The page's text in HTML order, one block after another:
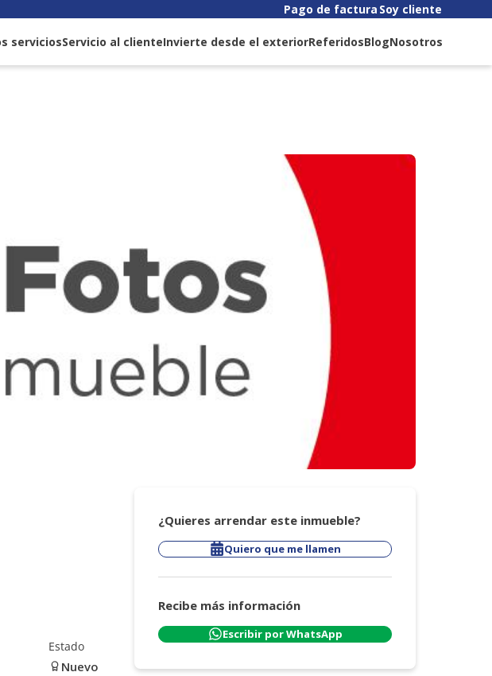
Pago de factura Soy cliente
serviciosServicio al clienteInvierte desde el exteriorReferidosBlogNosotros
Estado
Nuevo
¿Quieres arrendar este inmueble?
Quiero que me llamen
Recibe más información
Escribir por WhatsApp